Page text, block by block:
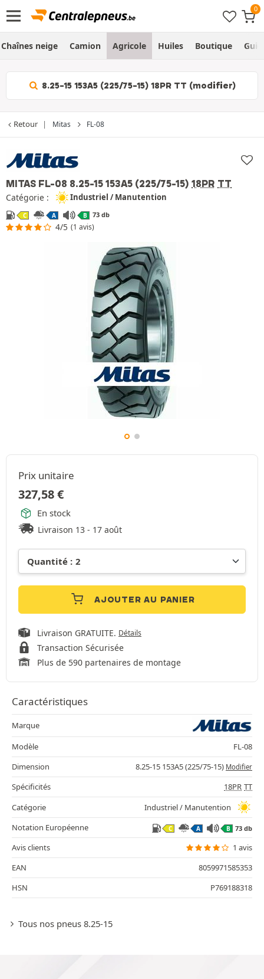
Chaînes neige Camion Agricole Huiles Boutique
8.25-15 153A5 (225/75-15) 18PR TT (modifier)
Retour Mitas FL-08
MITAS FL-08 8.25-15 153A5 (225/75-15) 18PR TT
Catégorie : Industriel / Manutention
C A B 73 db
4/5 (1 avis)
Prix unitaire
327,58€
En stock
Livraison 13 - 17 août
AJOUTER AU PANIER
Livraison GRATUITE. Détails
Transaction Sécurisée
Plus de 590 partenaires de montage
Caractéristiques
Marque
Modèle
FL-08
Dimension
8.25-15 153A5 (225/75-15) Modifier
Spécificités 18PR TT
Catégorie
Industriel / Manutention
Notation Européenne
C A B 73 db
Avis clients
1 avis
EAN
8059971585353
HSN
P769188318
Tous nos pneus 8.25-15